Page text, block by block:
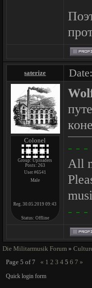
saterize
Colonel
Group: Uploaders
Posts: 263
User #6541
Male
Reg. 30.05.2019 09:43
Status: Offline
- - -
All
- - -
Die Militarmusik Forum »
Page 5 of 7 « 1 2 3 4 5 6 7 »